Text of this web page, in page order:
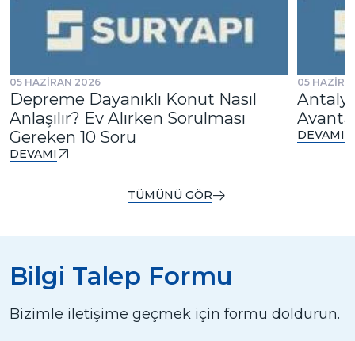
05 HAZİRAN 2026
Depreme Dayanıklı Konut Nasıl
Anlaşılır? Ev Alırken Sorulması
Gereken 10 Soru
DEVAMI
05
DEVAMI
TÜMÜNÜ GÖR
Bilgi Talep Formu
Bizimle iletişime geçmek için formu doldurun.